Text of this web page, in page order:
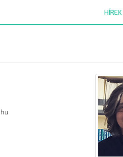
HÍREK